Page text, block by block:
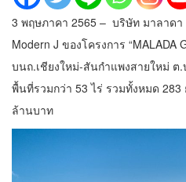
3 พฤษภาคา 2565 – บริษัท มาลาด
Modern J ของโครงการ “MALADA
บนถ.เชียงใหม่-สันกําแพงสายใหม่ ต
พื้นที่รวมกว่า 53 ไร่ รวมทั้งหมด
ล้านบาท